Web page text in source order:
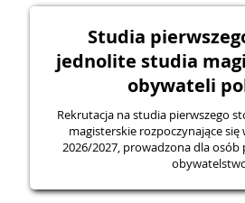
Studia
jednolite studia
obywateli
Rekrutacja na studia pierwszego
magisterskie rozpoczynające
2026/2027, prowadzona dla osób